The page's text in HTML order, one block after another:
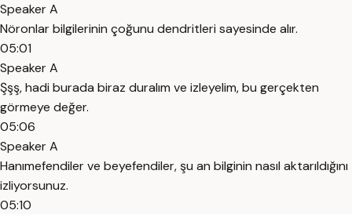
Speaker A
Nöronlar bilgilerinin çoğunu dendritleri sayesinde alır.
05:01
Speaker A
Şşş, hadi burada biraz duralım ve izleyelim, bu gerçekten
görmeye değer.
05:06
Speaker A
Hanımefendiler ve beyefendiler, şu an bilginin nasıl aktarıldığını
izliyorsunuz.
05:10